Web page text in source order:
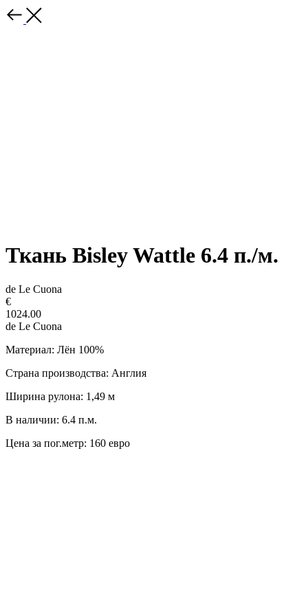
Ткань Bisley Wattle 6.4 п./м.
de Le Cuona
€
1024.00
de Le Cuona
Материал: Лён 100%
Страна производства: Англия
Ширина рулона: 1,49 м
В наличии: 6.4 п.м.
Цена за пог.метр: 160 евро